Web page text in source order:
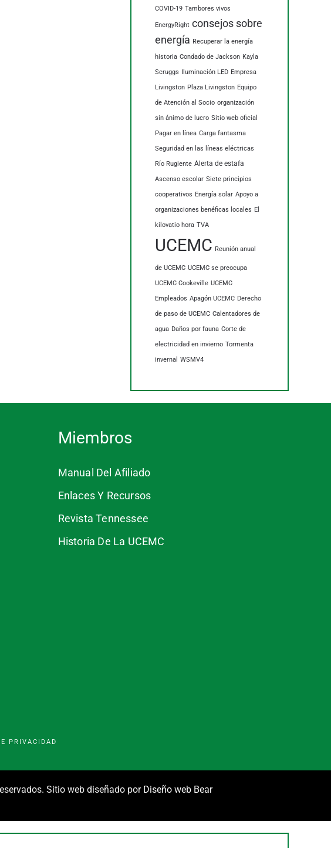
COVID-19 Tambores vivos
EnergyRight consejos sobre
energía Recuperar la energía
historia Condado de Jackson Kayla
Scruggs Iluminación LED Empresa
Livingston Plaza Livingston Equipo
de Atención al Socio organización
sin ánimo de lucro Sitio web oficial
Pagar en línea Carga fantasma
Seguridad en las líneas eléctricas
Río Rugiente Alerta de estafa
Ascenso escolar Siete principios
cooperativos Energía solar Apoyo a
organizaciones benéficas locales El
kilovatio hora TVA
UCEMC Reunión anual
de UCEMC UCEMC se preocupa
UCEMC Cookeville UCEMC
Empleados Apagón UCEMC Derecho
de paso de UCEMC Calentadores de
agua Daños por fauna Corte de
electricidad en invierno Tormenta
invernal WSMV4
Miembros
Manual Del Afiliado
Enlaces Y Recursos
Revista Tennessee
Historia De La UCEMC
PRIVACIDAD
Sitio web diseñado por Diseño web Bear